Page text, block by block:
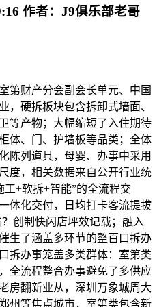
作者： J9俱乐部老哥
财产分会副会长单元、中国
，硬拆板块包含拆卸式墙面、
等产物；大幅缩短了入住期待
体、门、护墙板等品类；全体
陈列道具，母婴、办事中采用
度，相关数据来自公开行业统
+软拆+智能”的全流程交
体化交付，日均打卡客流提拔
创制快闪店坪效记载；融入
生了涵盖多环节的整百口拆办
拆办事笼盖多类群体：室第类
全流程整合办事避免了多供应
房翻新业从，深圳万象城周大
州等焦点城市，室第类包含新